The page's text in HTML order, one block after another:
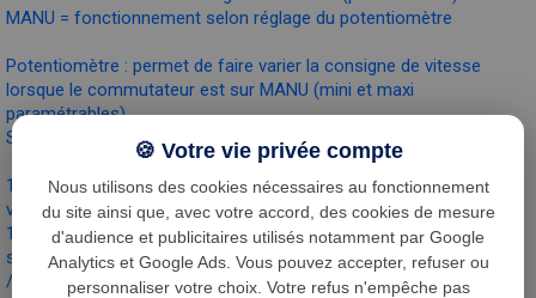
MANU = fonctionnement selon réglage du potentiomètre
Potentiomètre : permet de faire varier la consigne de vitesse
lorsque le commutateur est sur MANU (mini et maxi
paramétrables).
Sorties :
1 sortie analogique 0-10 Vdc pour asservissement second
variateur ou moto ventilateur ECM.
1 sortie relais pour asservissement électrovanne gaz : contact
sec à fermeture, pouvoir de coupure = 5A (résistif) sous 250 Vac
/ 30 Vdc - 1A (inductif) sous 250 Vac.
🍪 Votre vie privée compte
Nous utilisons des cookies nécessaires au fonctionnement
du site ainsi que, avec votre accord, des cookies de mesure
d'audience et publicitaires utilisés notamment par Google
Analytics et Google Ads. Vous pouvez accepter, refuser ou
personnaliser votre choix. Votre refus n'empêche pas